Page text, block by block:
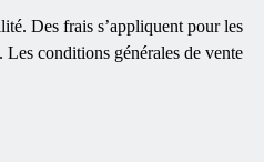
Des frais s’appliquent pour les
Les conditions générales de vente